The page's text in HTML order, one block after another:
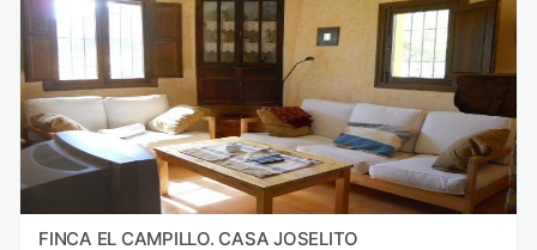
FINCA EL CAMPILLO. CASA JOSELITO